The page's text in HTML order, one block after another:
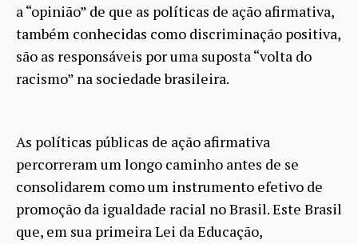
a “opinião” de que as políticas de ação afirmativa,
também conhecidas como discriminação positiva,
são as responsáveis por uma suposta “volta do
racismo” na sociedade brasileira.
As políticas públicas de ação afirmativa
percorreram um longo caminho antes de se
consolidarem como um instrumento efetivo de
promoção da igualdade racial no Brasil. Este Brasil
que, em sua primeira Lei da Educação,